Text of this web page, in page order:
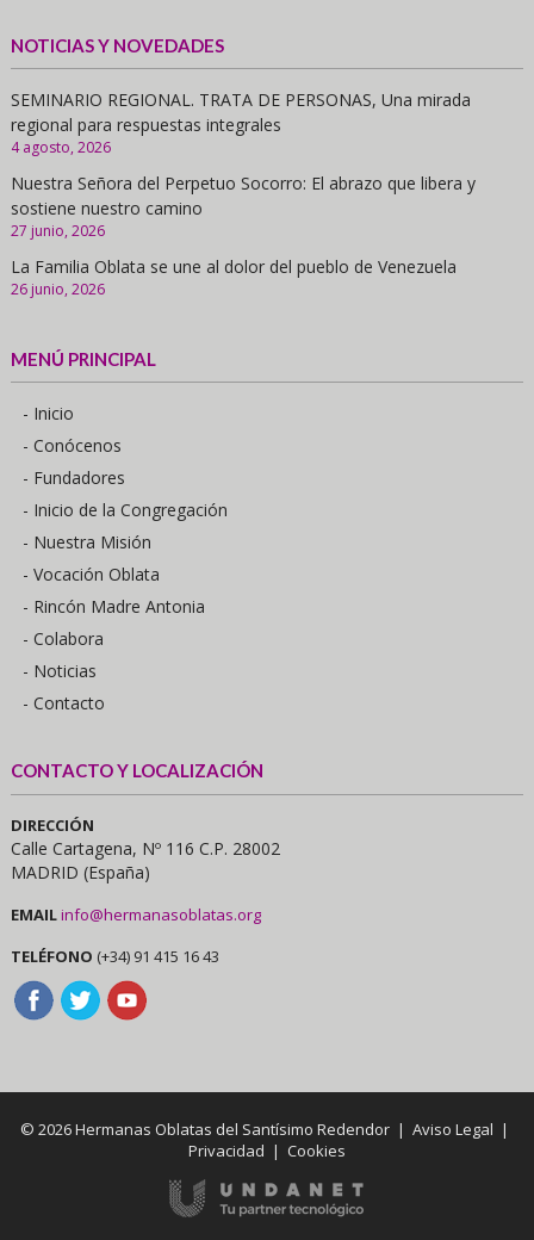
NOTICIAS Y NOVEDADES
SEMINARIO REGIONAL. TRATA DE PERSONAS, Una mirada
regional para respuestas integrales
4 agosto, 2026
Nuestra Señora del Perpetuo Socorro: El abrazo que libera y
sostiene nuestro camino
27 junio, 2026
La Familia Oblata se une al dolor del pueblo de Venezuela
26 junio, 2026
MENÚ PRINCIPAL
- Inicio
- Conócenos
- Fundadores
- Inicio de la Congregación
- Nuestra Misión
- Vocación Oblata
- Rincón Madre Antonia
- Colabora
- Noticias
- Contacto
CONTACTO Y LOCALIZACIÓN
DIRECCIÓN
Calle Cartagena, Nº 116 C.P. 28002
MADRID (España)
EMAILinfo@hermanasoblatas.org
TELÉFONO (+34) 91 415 16 43
© 2026 Hermanas Oblatas del Santísimo Redendor |Aviso Legal |
Privacidad | Cookies